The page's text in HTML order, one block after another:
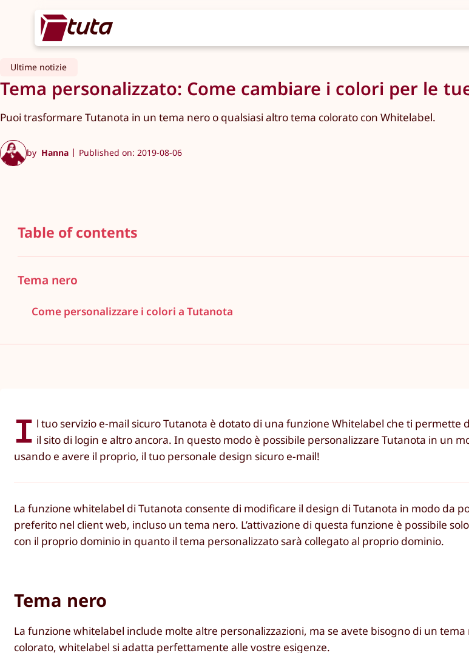
Ultime notizie
Tema personalizzato: Come cambiare i colori per le
Puoi trasformare Tutanota in un tema nero o qualsiasi altro tema colorato con Whitelabel.
by Hanna Published on: 2019-08-06
Table of contents
Tema nero
Come personalizzare i colori a Tutanota
I l tuo servizio e-mail sicuro Tutanota è dotato di una funzione Whitelabel che ti permette
il sito di login e altro ancora. In questo modo è possibile personalizzare Tutanota in un
usando e avere il proprio, il tuo personale design sicuro e-mail!
La funzione whitelabel di Tutanota consente di modificare il design di Tutanota in modo da
preferito nel client web, incluso un tema nero. L’attivazione di questa funzione è possibile
con il proprio dominio in quanto il tema personalizzato sarà collegato al proprio dominio.
Tema nero
La funzione whitelabel include molte altre personalizzazioni, ma se avete bisogno di un
colorato, whitelabel si adatta perfettamente alle vostre esigenze.